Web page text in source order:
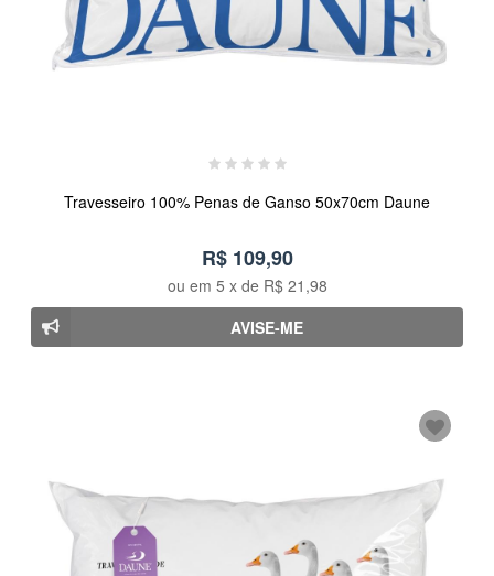
Travesseiro 100% Penas de Ganso 50x70cm Daune
R$ 109,90
ou em 5 x de R$ 21,98
AVISE-ME